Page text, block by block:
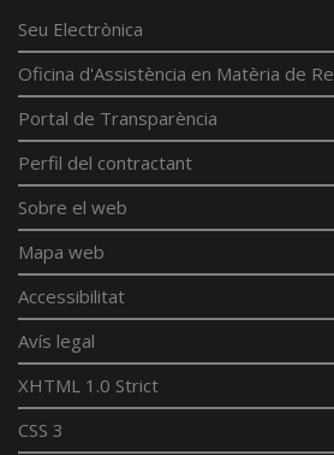
Seu Electrònica
Oficina d'Assistència en Matèria de
Portal de Transparència
Perfil del contractant
Sobre el web
Mapa web
Accessibilitat
Avís legal
XHTML 1.0 Strict
CSS 3